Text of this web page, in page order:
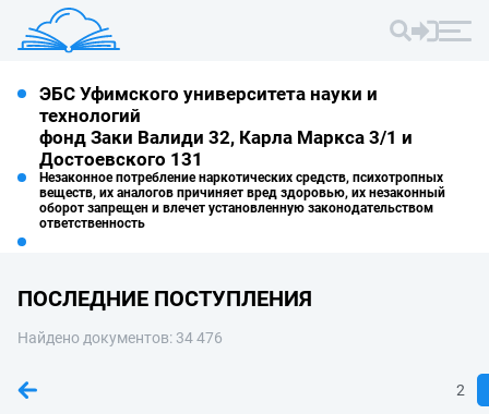
ЭБС Уфимского университета науки и
технологий
фонд Заки Валиди 32, Карла Маркса 3/1 и
Достоевского 131
Незаконное потребление наркотических средств, психотропных
веществ, их аналогов причиняет вред здоровью, их незаконный
оборот запрещен и влечет установленную законодательством
ответственность
ПОСЛЕДНИЕ ПОСТУПЛЕНИЯ
Найдено документов: 34 476
2